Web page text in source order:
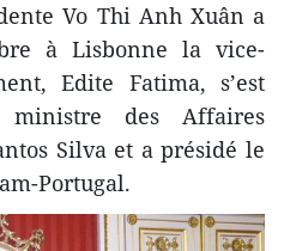
Vo Thi Anh Xuân a
à Lisbonne la vice-
Edite Fatima, s’est
des Affaires
Silva et a présidé le
Portugal.